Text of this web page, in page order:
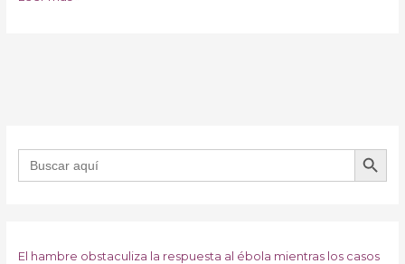
Buscar: BOTÓN DE
El hambre obstaculiza la respuesta al ébola mientras los casos